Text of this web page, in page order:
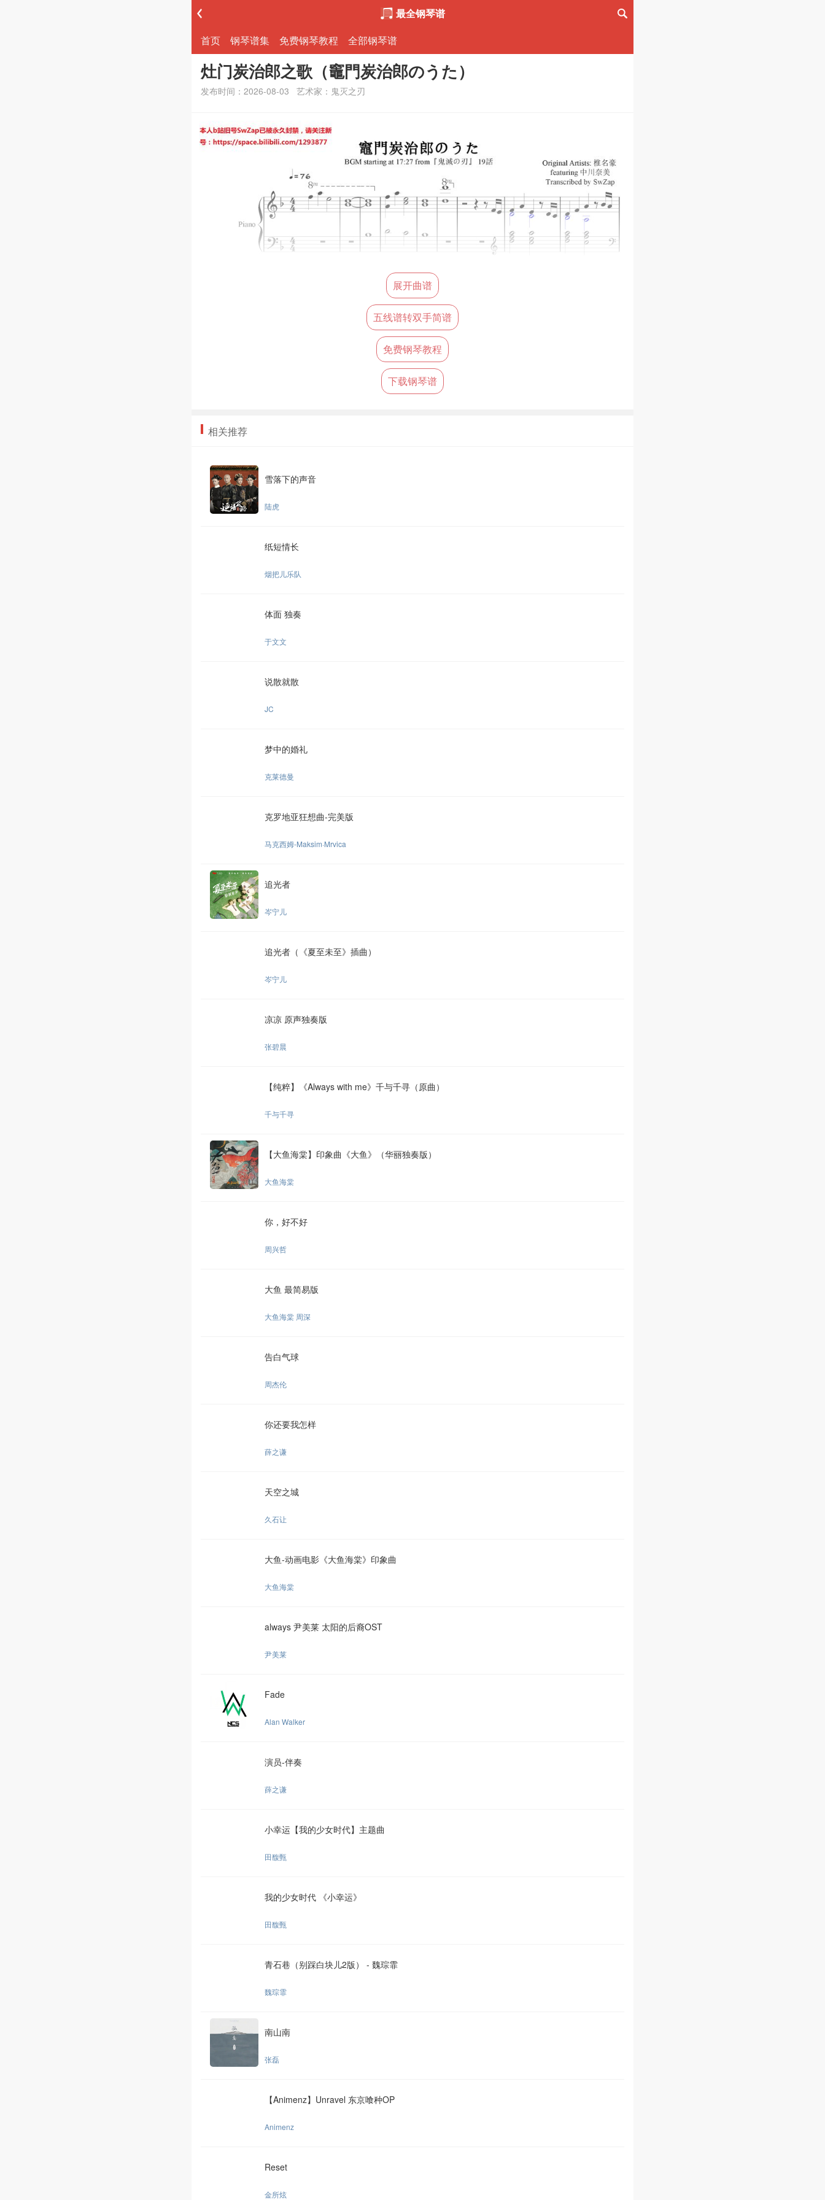
最全钢琴谱
首页
钢琴谱集 免费钢琴教程 全部钢琴谱
灶门炭治郎之歌（竈門炭治郎のうた）
发布时间：2026-08-03 艺术家：鬼灭之刃
展开曲谱
五线谱转双手简谱
免费钢琴教程
下载钢琴谱
相关推荐
雪落下的声音
陆虎
纸短情长
烟把儿乐队
体面 独奏
于文文
说散就散
JC
梦中的婚礼
克莱德曼
克罗地亚狂想曲-完美版
马克西姆-Maksim·Mrvica
追光者
岑宁儿
追光者（《夏至未至》插曲）
岑宁儿
凉凉 原声独奏版
张碧晨
【纯粹】《Always with me》千与千寻（原曲）
千与千寻
【大鱼海棠】印象曲《大鱼》（华丽独奏版）
大鱼海棠
你，好不好
周兴哲
大鱼 最简易版
大鱼海棠 周深
告白气球
周杰伦
你还要我怎样
薛之谦
天空之城
久石让
大鱼-动画电影《大鱼海棠》印象曲
大鱼海棠
always 尹美莱 太阳的后裔OST
尹美莱
Fade
Alan Walker
演员-伴奏
薛之谦
小幸运【我的少女时代】主题曲
田馥甄
我的少女时代 《小幸运》
田馥甄
青石巷（别踩白块儿2版） - 魏琮霏
魏琮霏
南山南
张磊
【Animenz】Unravel 东京喰种OP
Animenz
Reset
金所炫